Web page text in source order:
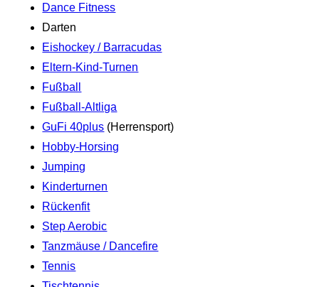
Dance Fitness
Darten
Eishockey / Barracudas
Eltern-Kind-Turnen
Fußball
Fußball-Altliga
GuFi 40plus (Herrensport)
Hobby-Horsing
Jumping
Kinderturnen
Rückenfit
Step Aerobic
Tanzmäuse / Dancefire
Tennis